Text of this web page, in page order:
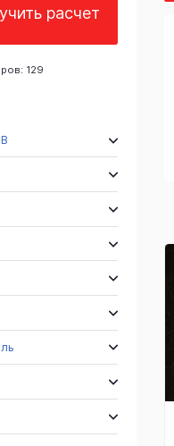
расчет
129